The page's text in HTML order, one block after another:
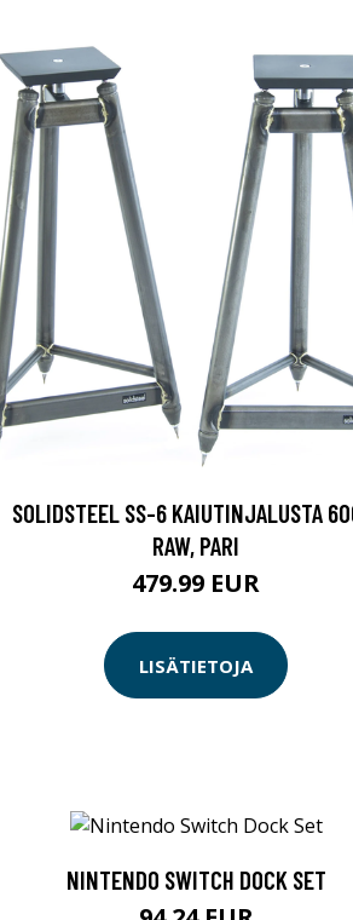
SOLIDSTEEL SS-6 KAIUTINJALUSTA
RAW, PARI
479.99 EUR
LISÄTIETOJA
NINTENDO SWITCH DOCK SET